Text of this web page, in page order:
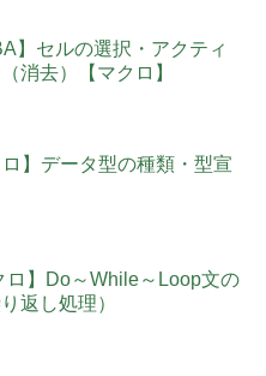
】セルの選択・アクティ
消去）【マクロ】
ロ】データ型の種類・型宣
ロ】Do～While～Loop文の
返し処理）